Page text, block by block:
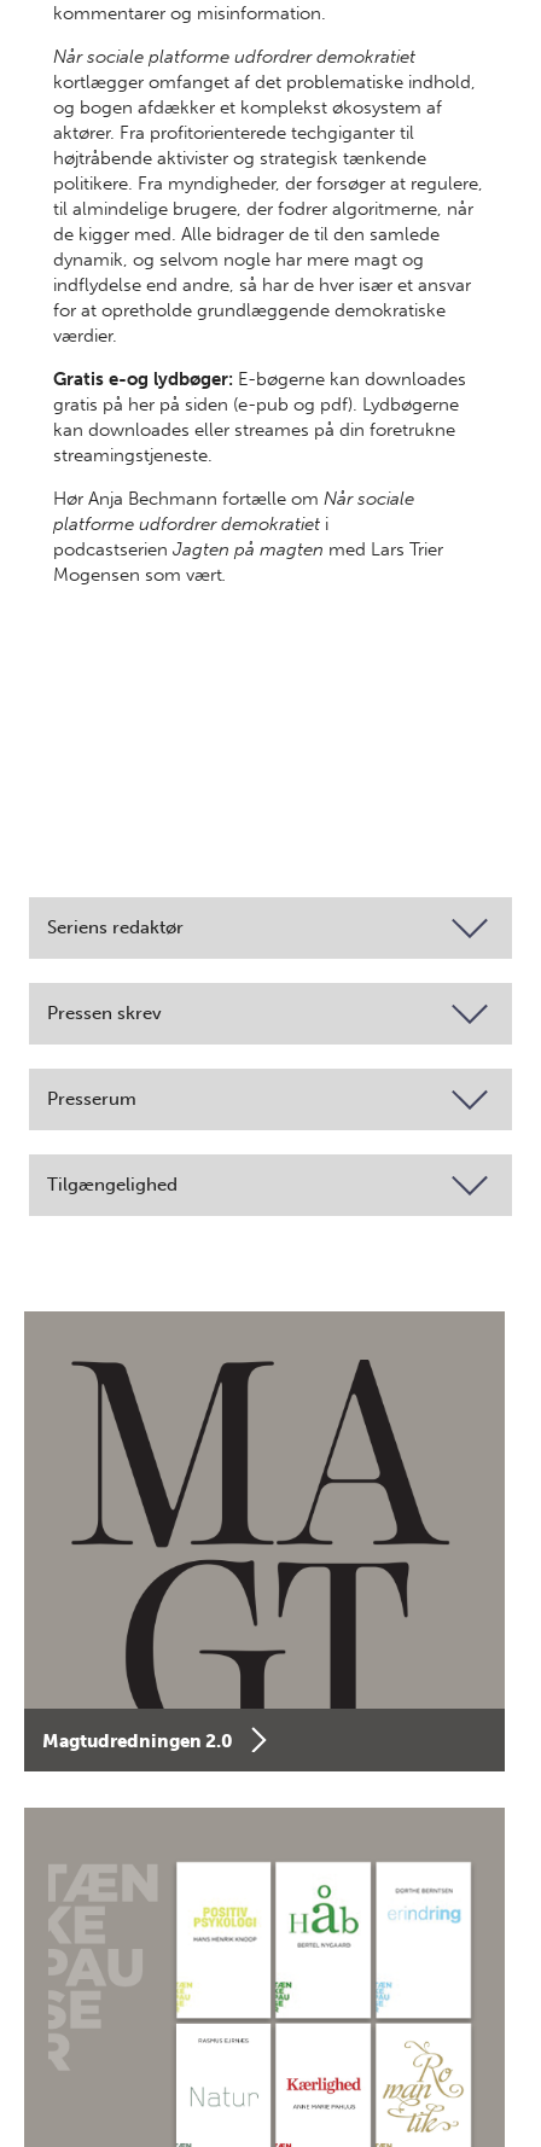
kommentarer og misinformation.
Når sociale platforme udfordrer demokratiet
kortlægger omfanget af det problematiske indhold,
og bogen afdækker et komplekst økosystem af
aktører. Fra profitorienterede techgiganter til
højtråbende aktivister og strategisk tænkende
politikere. Fra myndigheder, der forsøger at regulere,
til almindelige brugere, der fodrer algoritmerne, når
de kigger med. Alle bidrager de til den samlede
dynamik, og selvom nogle har mere magt og
indflydelse end andre, så har de hver især et ansvar
for at opretholde grundlæggende demokratiske
værdier.
Gratis e-og lydbøger: E-bøgerne kan downloades
gratis på her på siden (e-pub og pdf). Lydbøgerne
kan downloades eller streames på din foretrukne
streamingstjeneste.
Hør Anja Bechmann fortælle om Når sociale
platforme udfordrer demokratiet i
podcastserien Jagten på magten med Lars Trier
Mogensen som vært.
Seriens redaktør
Pressen skrev
Presserum
Tilgængelighed
Magtudredningen 2.0